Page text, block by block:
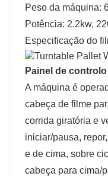
Peso da máquina:
Potência: 2.2kw,
Especificação do
Painel de controlo
A máquina é
cabeça de filme
corrida giratória e
iniciar/pausa,
e de cima, sobre
cabeça para cima/